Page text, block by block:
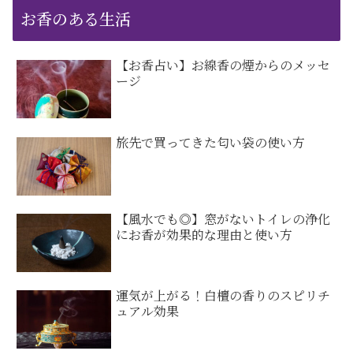
お香のある生活
【お香占い】お線香の煙からのメッセ
ージ
旅先で買ってきた匂い袋の使い方
【風水でも◎】窓がないトイレの浄化
にお香が効果的な理由と使い方
運気が上がる！白檀の香りのスピリチ
ュアル効果